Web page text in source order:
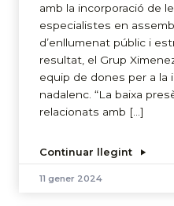
amb la incorporació de
especialistes en
d’enllumenat públic i
resultat, el Grup
equip de dones per a la
nadalenc. “La baixa
relacionats amb […]
Continuar llegint
11 gener 2024